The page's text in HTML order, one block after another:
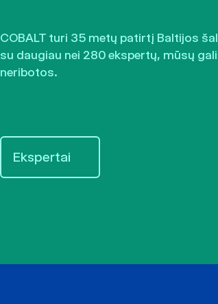
COBALT turi 35 metų patirtį Baltijos
su daugiau nei 280 ekspertų, mūsų
neribotos.
Ekspertai